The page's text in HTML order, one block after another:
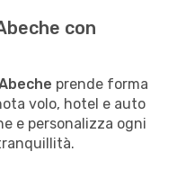
con
prende forma
volo, hotel e auto
e personalizza ogni